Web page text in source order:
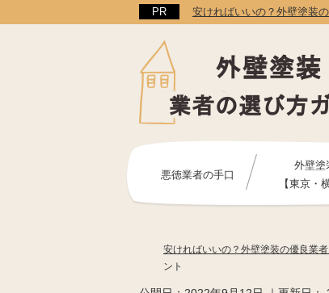
安ければいいの？外壁塗装
悪徳業者の手口
外壁塗
【東京・
安ければいいの？外壁塗装の優良業
ント